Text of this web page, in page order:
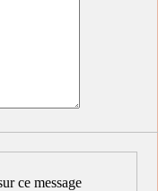
ce message